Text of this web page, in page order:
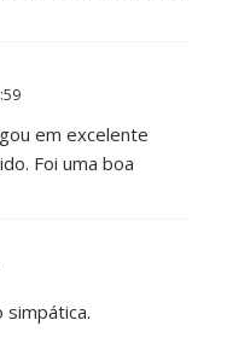
em excelente
Foi uma boa